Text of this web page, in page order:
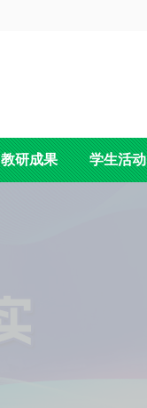
教研成果 学生活动